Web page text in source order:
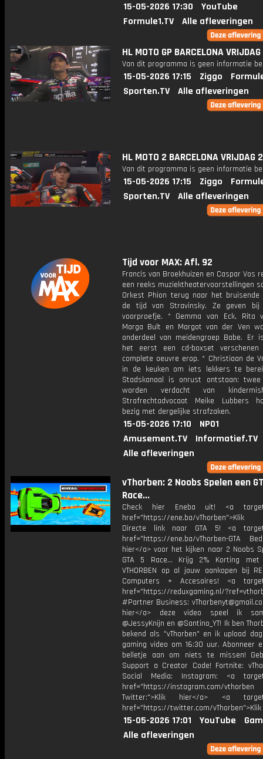
15-05-2026 17:30
YouTube
Formule1.TV
Alle afleveringen
HL MOTO GP BARCELONA
Van dit programma is geen informatie
15-05-2026 17:15 Ziggo
Sporten.TV
Alle afleveringen
HL MOTO 2 BARCELONA VRIJDAG
Van dit programma is geen informatie
15-05-2026 17:15 Ziggo
Sporten.TV
Alle afleveringen
Tijd voor MAX: Afl. 92
Francis van Broekhuizen en Caspar Vos
een reeks muziektheatervoorstellingen
Orkest Phion terug naar het
de tijd van Stravinsky. Ze geven
voorproefje. * Gemma van Eck, Rita
Marga Bult en Margot van der Ven
onderdeel van meidengroep Babe. Er
het eerst een cd-boxset
complete oeuvre erop. * Christiaan de
in de keuken om iets lekkers te
Stadskanaal is onrust ontstaan: twee
worden verdacht van
Strafrechtadvocaat Meike Lubbers
bezig met dergelijke strafzaken.
15-05-2026 17:10
NPO1
Amusement.TV
Informatief.TV
Alle afleveringen
vThorben: 2 Noobs Spelen een
Race...
Check hier Eneba uit! <a
href="https://ene.ba/
Directe link naar GTA 5! <a
href="https://ene.ba/vThorben-GTA
hier</a> voor het kijken naar 2 Noobs
GTA 5 Race... Krijg 2% Korting
VTHORBEN op al jouw aankopen bij
Computers + Accesoires! <a
href="https://reduxgaming.nl/
#Partner Business:
hier</a> deze video speel ik
@JessyKnijn en @Santino_YT! Ik ben
bekend als "vThorben" en ik upload
gaming video om 16:30 uur. Abonneer
belletje aan om niets te missen!
Support a Creator Code! Fortnite:
Social Media: Instagram: <a
href="https://instagram.com/vthorben
Twitter:">Klik hier</a> <a
href="https://twitter.com/
15-05-2026 17:01 YouTube
Alle afleveringen